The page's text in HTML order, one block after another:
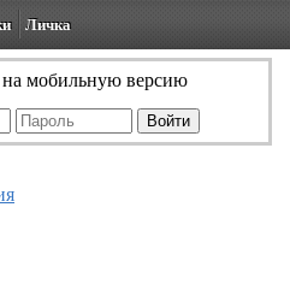
Личка
мобильную версию